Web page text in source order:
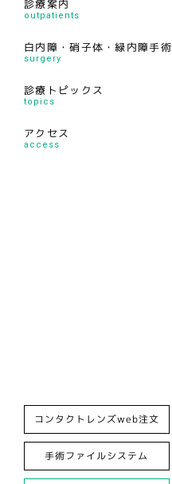
診療案内
outpatients
白内障・硝子体・緑内障手術
surgery
診療トピックス
topics
アクセス
access
コンタクトレンズweb注文
手術ファイルシステム